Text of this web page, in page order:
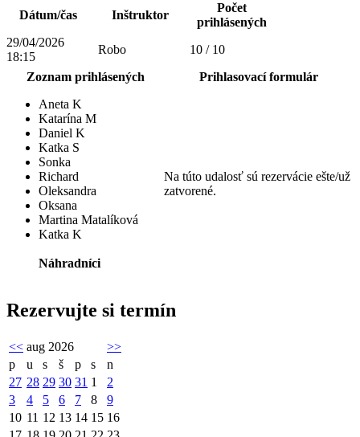
Dátum/čas Inštruktor
Počet
prihlásených
29/04/2026
18:15
Robo
10 / 10
Zoznam prihlásených
Prihlasovací formulár
Aneta K
Katarína M
Daniel K
Katka S
Sonka
Richard
Oleksandra
Oksana
Martina Matalíková
Katka K
Náhradníci
Na túto udalosť sú rezervácie ešte/už
zatvorené.
Rezervujte si termín
<< aug 2026
>>
p
u s š p s
n
27 28 29 30 31 1
2
3
4 5 6 7 8
9
10 11 12 13 14 15 16